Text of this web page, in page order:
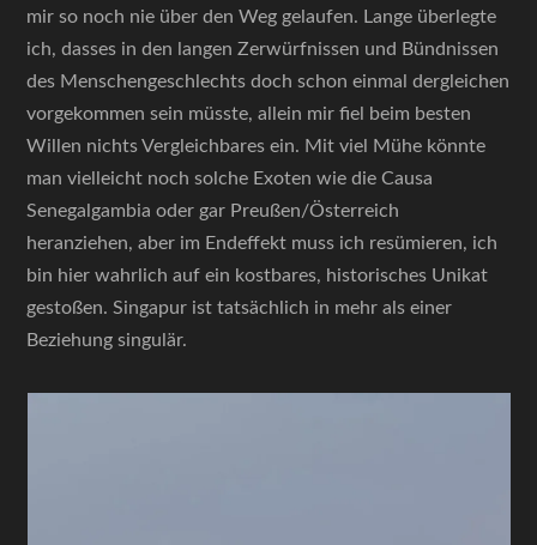
mir so noch nie über den Weg gelaufen. Lange überlegte
ich, dasses in den langen Zerwürfnissen und Bündnissen
des Menschengeschlechts doch schon einmal dergleichen
vorgekommen sein müsste, allein mir fiel beim besten
Willen nichts Vergleichbares ein. Mit viel Mühe könnte
man vielleicht noch solche Exoten wie die Causa
Senegalgambia oder gar Preußen/Österreich
heranziehen, aber im Endeffekt muss ich resümieren, ich
bin hier wahrlich auf ein kostbares, historisches Unikat
gestoßen. Singapur ist tatsächlich in mehr als einer
Beziehung singulär.